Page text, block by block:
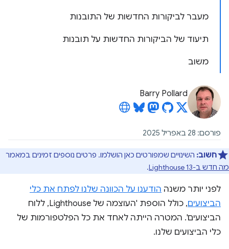
מעבר לביקורות החדשות של התובנות
תיעוד של הביקורות החדשות על תובנות
משוב
Barry Pollard
פורסם: 28 באפריל 2025
חשוב: השינויים שמפורטים כאן הושלמו. פרטים נוספים זמינים במאמר
מה חדש ב-Lighthouse 13
.
לפני יותר משנה הודענו על הכוונה שלנו לפתח את כלי
הביצועים
, כולל הוספת 'העוצמה של Lighthouse, ללוח
הביצועים'. המטרה הייתה לאחד את כל הפלטפורמות של
כלי הביצועים שלנו.